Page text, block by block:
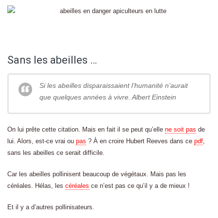
Sans les abeilles …
Si les abeilles disparaissaient l’humanité n’aurait
que quelques années à vivre. Albert Einstein
On lui prête cette citation. Mais en fait il se peut qu’elle ne soit pas de
lui. Alors, est-ce vrai ou pas ? À en croire Hubert Reeves dans ce pdf,
sans les abeilles ce serait difficile.
Car les abeilles pollinisent beaucoup de végétaux. Mais pas les
céréales. Hélas, les céréales ce n’est pas ce qu’il y a de mieux !
Et il y a d’autres pollinisateurs.